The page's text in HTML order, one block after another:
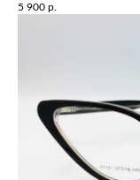
5 900 р.